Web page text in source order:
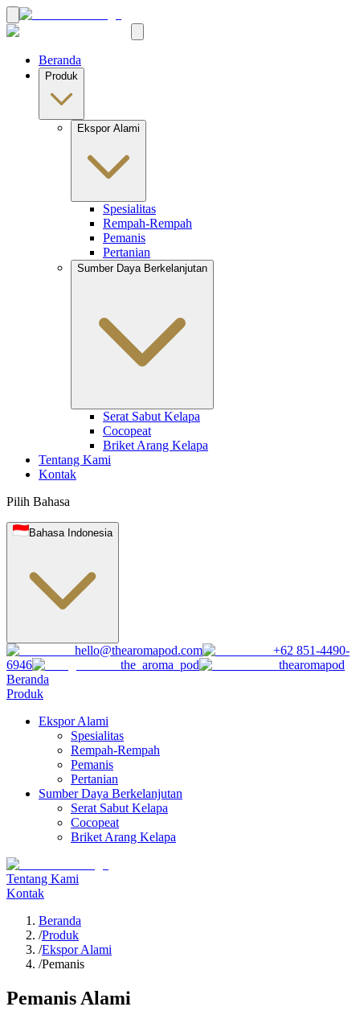
Beranda
Produk
Ekspor Alami
Spesialitas
Rempah-Rempah
Pemanis
Pertanian
Sumber Daya Berkelanjutan
Serat Sabut Kelapa
Cocopeat
Briket Arang Kelapa
Tentang Kami
Kontak
Pilih Bahasa
Bahasa Indonesia
hello@thearomapod.com
+62 851-4490-
6946
the_aroma_pod
thearomapod
Beranda
Produk
Ekspor Alami
Spesialitas
Rempah-Rempah
Pemanis
Pertanian
Sumber Daya Berkelanjutan
Serat Sabut Kelapa
Cocopeat
Briket Arang Kelapa
Tentang Kami
Kontak
Beranda
/Produk
/Ekspor Alami
/Pemanis
Pemanis Alami